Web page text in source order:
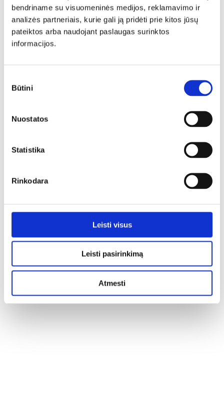
bendriname su visuomeninės medijos, reklamavimo ir
analizės partneriais, kurie gali ją pridėti prie kitos jūsų
pateiktos arba naudojant paslaugas surinktos
informacijos.
pasirinkimas
Būtini
Nuostatos
Statistika
Rinkodara
Leisti visus
Leisti pasirinkimą
Atmesti
Operatorių (-ę) - gamybos darbininką (-ę)
(Alytus);
Vyr. sandėlininką (-ę) (Alytus);
ę) (Alytus);
Operatorių (-ę) - kepėją (Linksmakalnis);